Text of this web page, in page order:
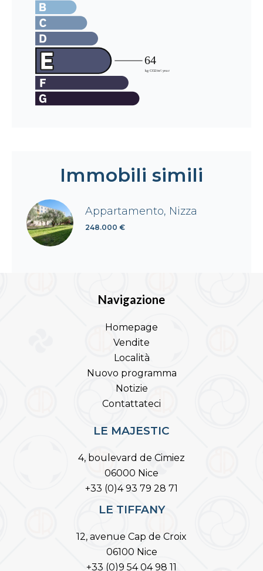
Immobili simili
Appartamento, Nizza
248.000 €
Navigazione
Homepage
Vendite
Località
Nuovo programma
Notizie
Contattateci
LE MAJESTIC
4, boulevard de Cimiez
06000 Nice
+33 (0)4 93 79 28 71
LE TIFFANY
12, avenue Cap de Croix
06100 Nice
+33 (0)9 54 04 98 11